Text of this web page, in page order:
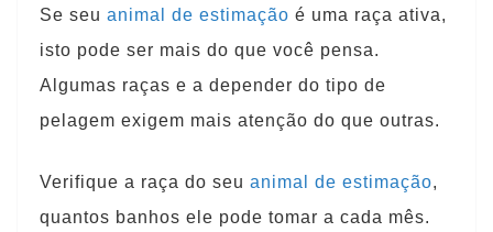
Se seu animal de estimação é uma raça ativa,
isto pode ser mais do que você pensa.
Algumas raças e a depender do tipo de
pelagem exigem mais atenção do que outras.
Verifique a raça do seu animal de estimação,
quantos banhos ele pode tomar a cada mês.